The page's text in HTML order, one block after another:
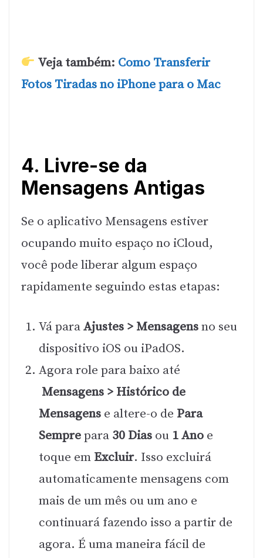
Veja também: Como Transferir
Fotos Tiradas no iPhone para o Mac
4. Livre-se da
Mensagens Antigas
Se o aplicativo Mensagens estiver
ocupando muito espaço no iCloud,
você pode liberar algum espaço
rapidamente seguindo estas etapas:
Vá paraAjustes > Mensagensno seu
dispositivo iOS ou iPadOS.
Agora role para baixo até
Mensagens > Histórico de
Mensagens e altere-o de Para
Semprepara 30 Dias ou 1 Ano e
toque em Excluir. Isso excluirá
automaticamente mensagens com
mais de um mês ou um ano e
continuará fazendo isso a partir de
agora. É uma maneira fácil de